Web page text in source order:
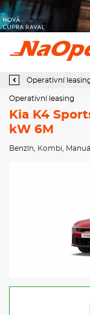
Operativní leasing Kia K4
Operativní
Operativní leasing
Kia K4
kW 6M
Benzín Kombi Manuál